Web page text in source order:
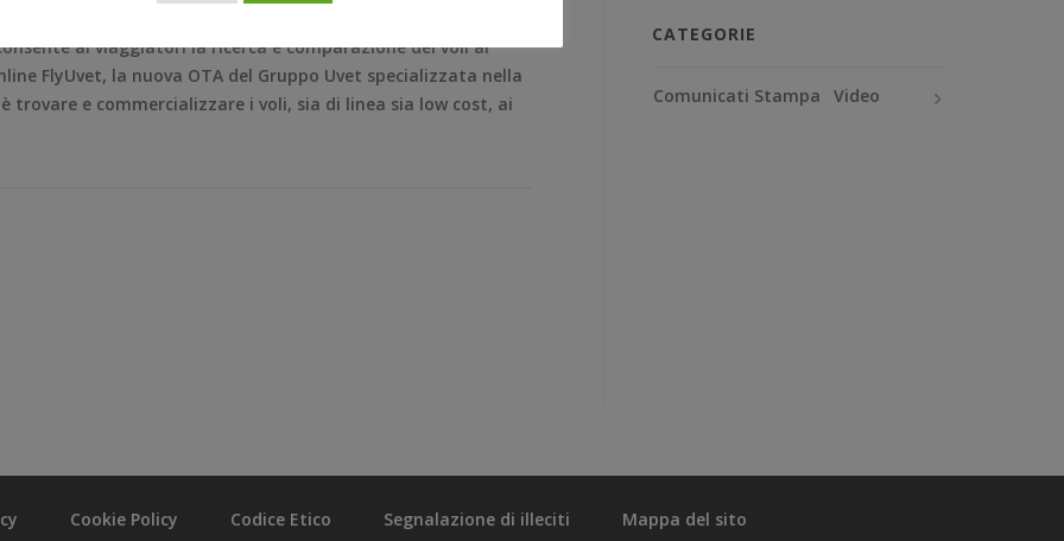
ai viaggiatori la ricerca e comparazione dei voli ai
FlyUvet, la nuova OTA del Gruppo Uvet specializzata nella
e commercializzare i voli, sia di linea sia low cost, ai
CATEGORIE
Comunicati Stampa Video
Cookie Policy Codice Etico Segnalazione di illeciti Mappa del sito